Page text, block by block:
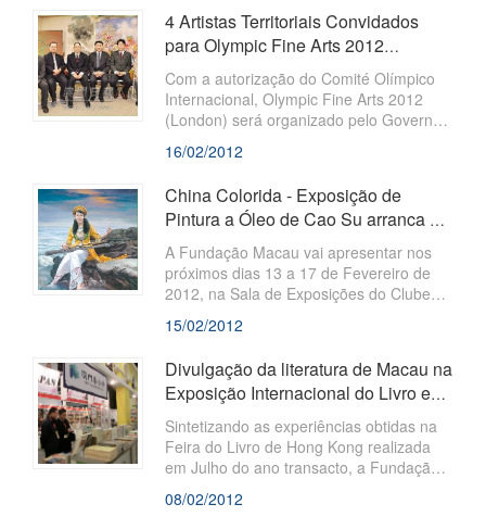
4 Artistas Territoriais Convidados
para Olympic Fine Arts 2012
(London)
Com a autorização do Comité Olímpico
Internacional, Olympic Fine Arts 2012
(London) será organizado pelo Governo
Chinês durante a realização dos Jogos
Olímpicos em Londres, no próximo mês
500 artistas de todo o mundo, com temas
e formas de expressão diferentes.
16/02/2012
China Colorida - Exposição de
Pintura a Óleo de Cao Su arranca no
próximo dia 13 de Fevereiro
A Fundação Macau vai apresentar nos
próximos dias 13 a 17 de Fevereiro de
2012, na Sala de Exposições do Clube
Militar de Macau, a exposição intitulada
“China Colorida - Exposição de Pintura a
pintura a óleo do célebre pintor chinês,
Cao Su.
15/02/2012
Divulgação da literatura de Macau na
Exposição Internacional do Livro em
Taiwan pela primeira vez
​Sintetizando as experiências obtidas na
Feira do Livro de Hong Kong realizada
em Julho do ano transacto, a Fundação
Macau e o Instituto Cultural, em
cooperação com a Plaza Cultural Macau,
08/02/2012